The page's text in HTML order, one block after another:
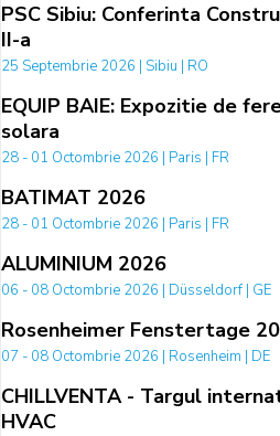
PSC Sibiu: Conferinta
II-a
25 Septembrie 2026 | Sibiu | RO
EQUIP BAIE: Expozitie de
solara
28 - 01 Octombrie 2026 | Paris | FR
BATIMAT 2026
28 - 01 Octombrie 2026 | Paris | FR
ALUMINIUM 2026
06 - 08 Octombrie 2026 | Düsseldorf | GE
Rosenheimer Fenstertage
07 - 08 Octombrie 2026 | Rosenheim | DE
CHILLVENTA - Targul
HVAC